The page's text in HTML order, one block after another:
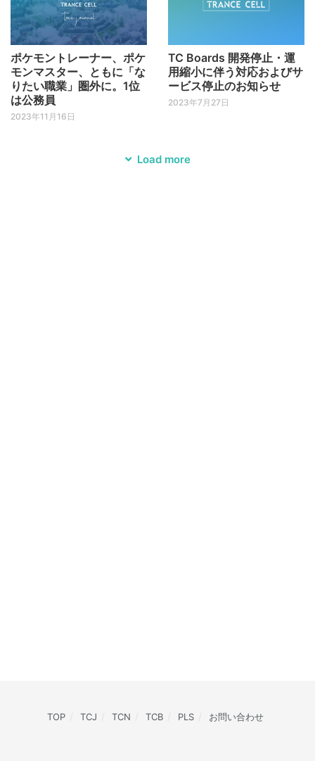
ポケモントレーナー、ポケ
モンマスター、ともに「な
りたい職業」圏外に。1位
は公務員
2023年11月16日
TC Boards 開発停止・運
用縮小に伴う対応およびサ
ービス停止のお知らせ
2023年7月27日
Load more
TOP TCJ TCN TCB PLS お問い合わせ